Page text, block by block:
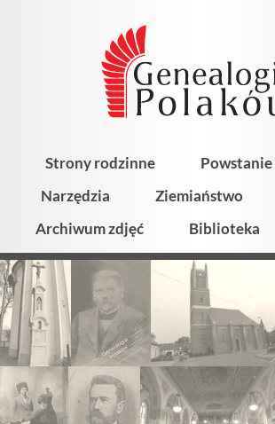
Strony rodzinne
Narzędzia
Ziemiaństwo
Archiwum zdjęć
Biblioteka